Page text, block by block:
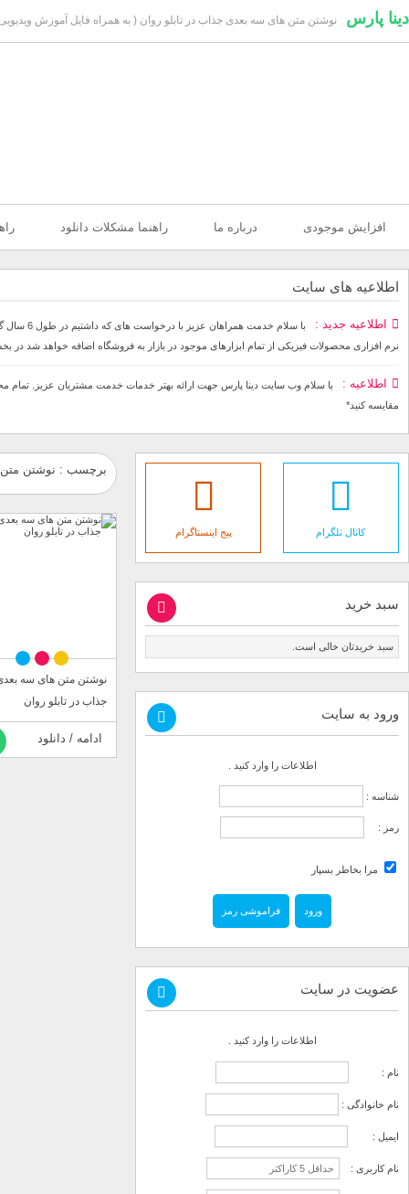
دینا پارس نوشتن متن های سه بعدی جذاب در تابلو روان ( به همراه فایل آموزش
افزایش موجودی درباره ما راهنما مشکلات دانلود
اطلاعیه های سایت
اطلاعیه جدید
با
نرم افزاری محصولات فیزیکی از تمام ابزارهای موجود در بازار به فروشگاه اضافه خواهد شد در
اطلاعیه
مقایسه کنید*
برچسب : نوشتن متن
نوشتن متن های سه
جذاب در تابلو روان
ادامه / دانلود
کانال تلگرام پیج اینستاگرام
سبد خرید
سبد خریدتان خالی است.
ورود به سایت
اطلاعات را وارد کنید .
شناسه :
رمز :
مرا بخاطر بسپار
فراموشی رمز
عضویت در سایت
اطلاعات را وارد کنید .
نام :
نام خانوادگی :
ایمیل :
نام کاربری :